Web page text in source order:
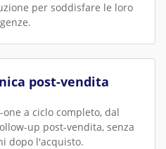
per soddisfare le loro
post-vendita
a ciclo completo, dal
up post-vendita, senza
dopo l'acquisto.